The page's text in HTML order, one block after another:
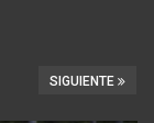
SIGUIENTE